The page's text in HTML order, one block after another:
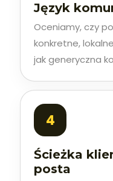
Język
Oceniamy, czy
konkretne,
jak generyczna
Ścieżka
posta